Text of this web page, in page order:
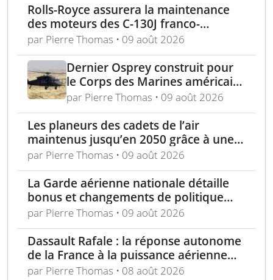
Rolls-Royce assurera la maintenance
des moteurs des C-130J franco-
allemands jusqu’en 2030
par Pierre Thomas • 09 août 2026
Dernier Osprey construit pour
le Corps des Marines américains
livré, fin du programme MV-22
par Pierre Thomas • 09 août 2026
Les planeurs des cadets de l’air
maintenus jusqu’en 2050 grâce à une
modernisation majeure
par Pierre Thomas • 09 août 2026
La Garde aérienne nationale détaille
bonus et changements de politique
dans le cadre de l’« incitation estivale »
par Pierre Thomas • 09 août 2026
Dassault Rafale : la réponse autonome
de la France à la puissance aérienne
moderne
par Pierre Thomas • 08 août 2026